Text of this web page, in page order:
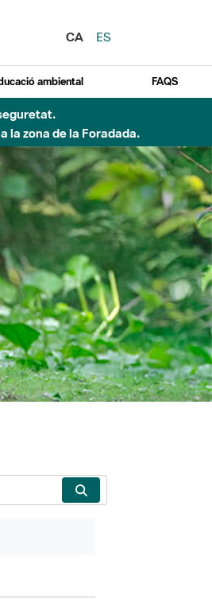
CA
ES
ambiental FAQS
la zona de la Foradada.